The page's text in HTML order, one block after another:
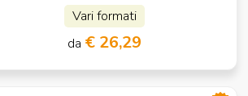
Vari formati
da € 26,29